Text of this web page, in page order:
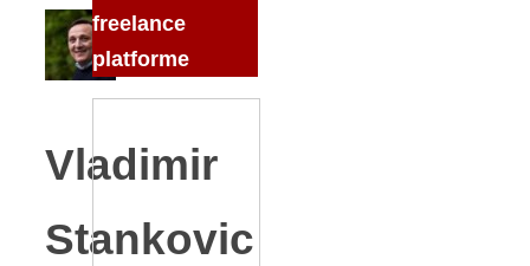
Vladimir
Stankovic
freelance
platforme